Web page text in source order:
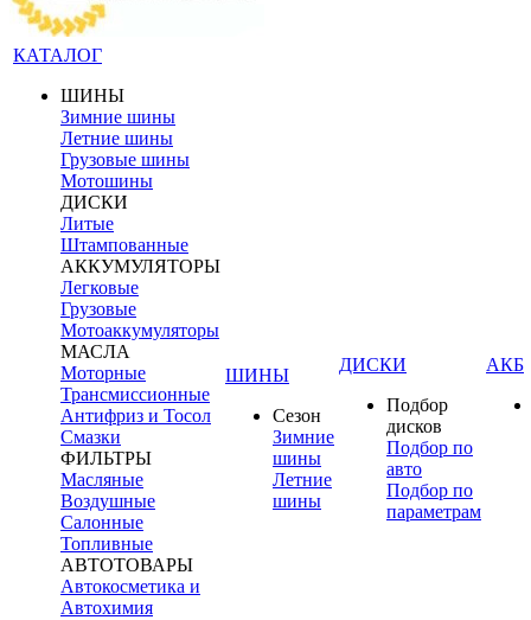
КАТАЛОГ
ШИНЫ
Зимние шины
Летние шины
Грузовые шины
Мотошины
ДИСКИ
Литые
Штампованные
АККУМУЛЯТОРЫ
Легковые
Грузовые
Мотоаккумуляторы
МАСЛА
Моторные
Трансмиссионные
Антифриз и Тосол
Смазки
ФИЛЬТРЫ
Масляные
Воздушные
Салонные
Топливные
АВТОТОВАРЫ
Автокосметика и
Автохимия
ШИНЫ
Сезон
Зимние
шины
Летние
шины
ДИСКИ
Подбор
дисков
Подбор по
авто
Подбор по
параметрам
АКБ